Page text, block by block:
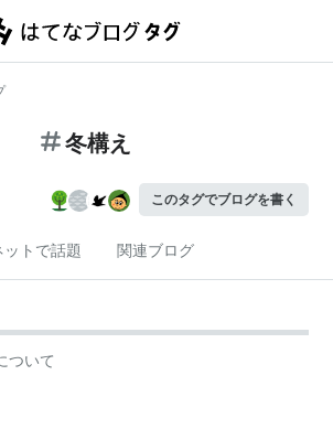
冬構え
このタグでブログを書く
ットで話題 関連ブログ
ついて